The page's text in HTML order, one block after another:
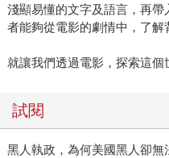
淺顯易懂的文字及語言，再
者能夠從電影的劇情中，了解
就讓我們透過電影，探索這個
試閱
黑人執政，為何美國黑人卻無